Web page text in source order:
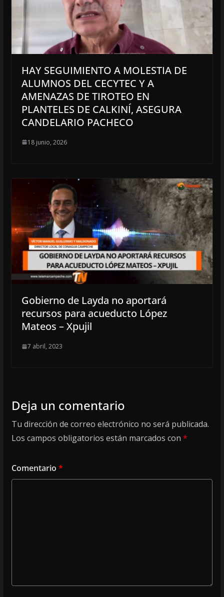
HAY SEGUIMIENTO A MOLESTIA DE
ALUMNOS DEL CECYTEC Y A
AMENAZAS DE TIROTEO EN
PLANTELES DE CALKINÍ, ASEGURA
CANDELARIO PACHECO
18 junio, 2026
Gobierno de Layda no aportará
recursos para acueducto López
Mateos – Xpujil
7 abril, 2023
Deja un comentario
Tu dirección de correo electrónico no será publicada.
Los campos obligatorios están marcados con *
Comentario *